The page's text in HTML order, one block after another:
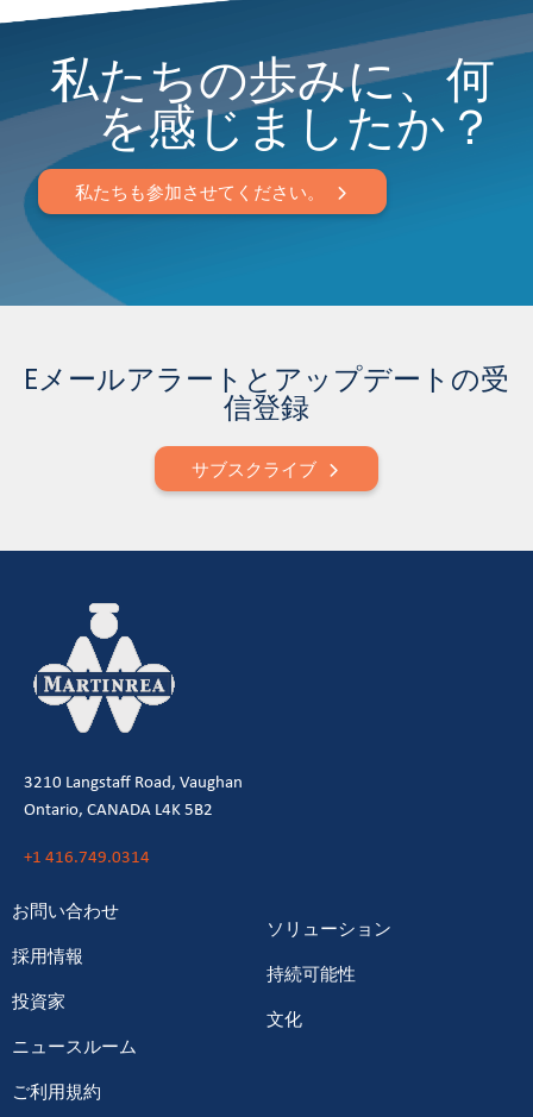
私たちの歩みに、何
を感じましたか？
私たちも参加させてください。
Eメールアラートとアップデートの受
信登録
サブスクライブ
3210 Langstaff Road, Vaughan
Ontario, CANADA L4K 5B2
+1 416.749.0314
お問い合わせ
採用情報
投資家
ニュースルーム
ソリューション
持続可能性
文化
ご利用規約